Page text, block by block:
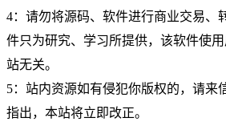
4：请勿将源码、软件进行商业交易、
件只为研究、学习所提供，该软件使
站无关。
5：站内资源如有侵犯你版权的，请来
指出，本站将立即改正。